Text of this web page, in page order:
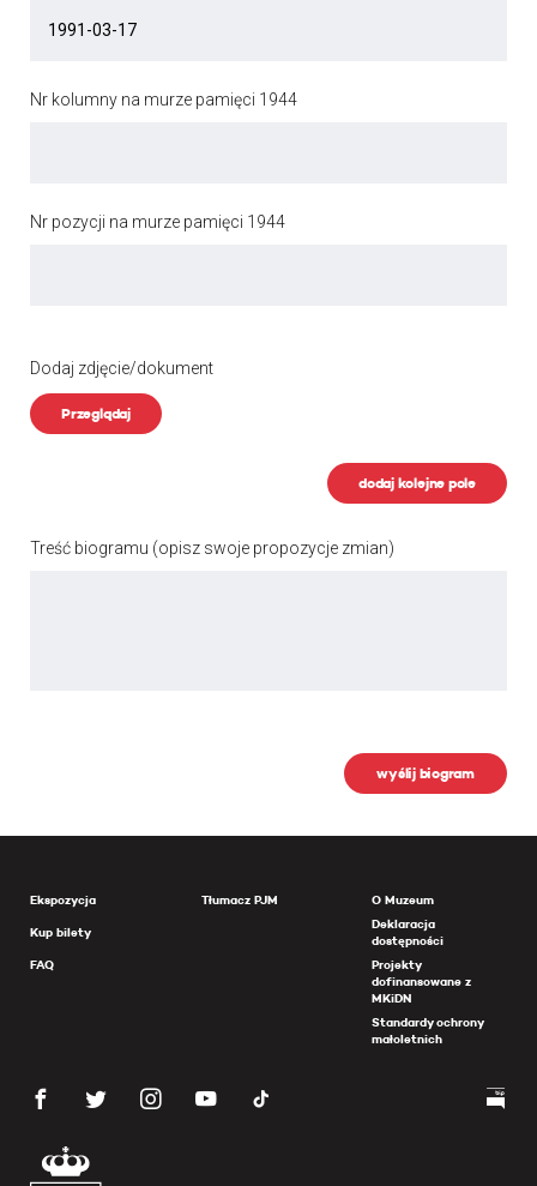
Nr kolumny na murze pamięci 1944
Nr pozycji na murze pamięci 1944
Dodaj zdjęcie/dokument
Przeglądaj
dodaj kolejne pole
Treść biogramu (opisz swoje propozycje zmian)
wyślij biogram
Ekspozycja
Kup bilety
FAQ
Tłumacz PJM
O Muzeum
Deklaracja
dostępności
Projekty
dofinansowane z
MKiDN
Standardy ochrony
małoletnich